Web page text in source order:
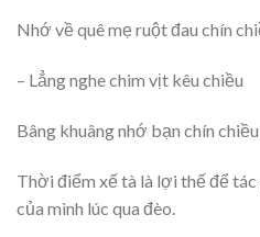
Nhớ về quê mẹ ruột đau chín
– Lẳng nghe chim vịt kêu chiều
Bâng khuâng nhớ bạn chín
Thời điểm xế tà là lợi thế để
của mình lúc qua đèo.